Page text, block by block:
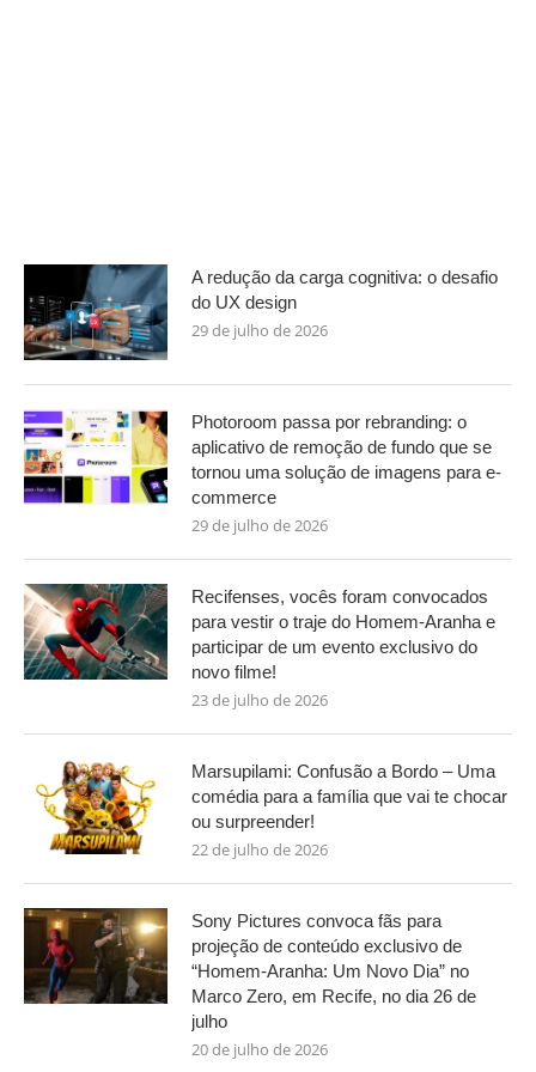
A redução da carga cognitiva: o desafio
do UX design
29 de julho de 2026
Photoroom passa por rebranding: o
aplicativo de remoção de fundo que se
tornou uma solução de imagens para e-
commerce
29 de julho de 2026
Recifenses, vocês foram convocados
para vestir o traje do Homem-Aranha e
participar de um evento exclusivo do
novo filme!
23 de julho de 2026
Marsupilami: Confusão a Bordo – Uma
comédia para a família que vai te chocar
ou surpreender!
22 de julho de 2026
Sony Pictures convoca fãs para
projeção de conteúdo exclusivo de
“Homem-Aranha: Um Novo Dia” no
Marco Zero, em Recife, no dia 26 de
julho
20 de julho de 2026